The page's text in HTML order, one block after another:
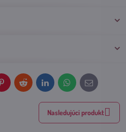
PinterestReddit LinkedInWhatsApp
E-
mail
Nasledujúci produkt